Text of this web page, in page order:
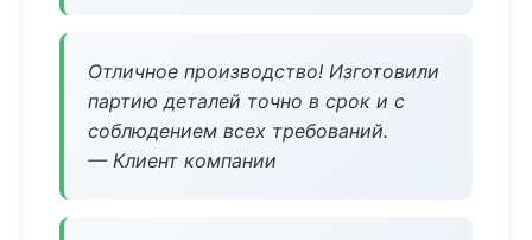
Отличное производство! Изготовили
партию деталей точно в срок и с
соблюдением всех требований.
— Клиент компании